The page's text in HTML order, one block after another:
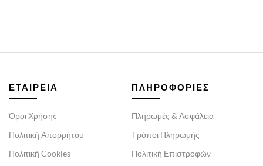
ΕΤΑΙΡΕΙΑ
Όροι Χρήσης
Πολιτική Απορρήτου
Πολιτική Cookies
ΠΛΗΡΟΦΟΡΙΕΣ
Πληρωμές & Ασφάλεια
Τρόποι Πληρωμής
Πολιτική Επιστροφών